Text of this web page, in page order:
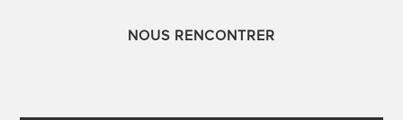
NOUS RENCONTRER